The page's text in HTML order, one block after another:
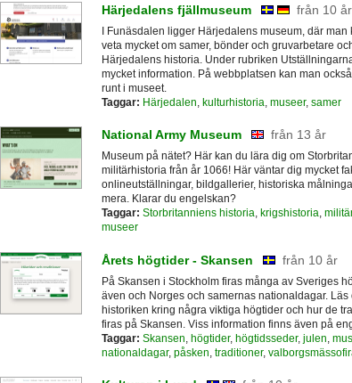
Härjedalens fjällmuseum från 10 år
I Funäsdalen ligger Härjedalens museum, där man
veta mycket om samer, bönder och gruvarbetare
Härjedalens historia. Under rubriken
mycket information. På webbplatsen kan man
runt i museet.
Taggar: Härjedalen, kulturhistoria, museer, samer
National Army Museum från 13 år
Museum på nätet? Här kan du lära dig om
militärhistoria från år 1066! Här väntar dig mycket
onlineutställningar, bildgallerier, historiska
mera. Klarar du engelskan?
Taggar: Storbritanniens historia, krigshistoria,
museer
Årets högtider - Skansen från 10 år
På Skansen i Stockholm firas många av Sveriges
även och Norges och samernas nationaldagar. Läs
historiken kring några viktiga högtider och hur de
firas på Skansen. Viss information finns även på
Taggar: Skansen, högtider, högtidsseder, julen,
nationaldagar, påsken, traditioner,